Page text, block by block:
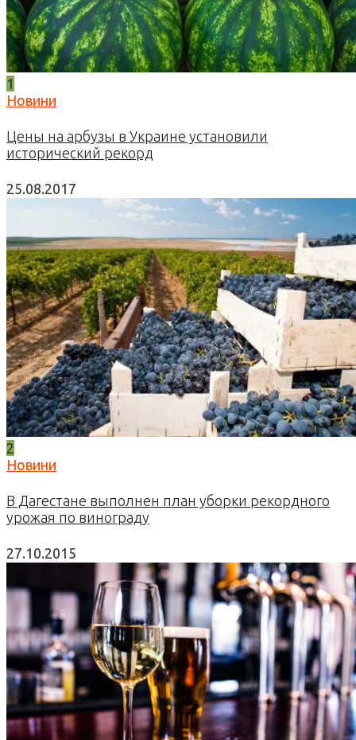
1
Новини
Цены на арбузы в Украине установили
исторический рекорд
25.08.2017
2
Новини
В Дагестане выполнен план уборки рекордного
урожая по винограду
27.10.2015